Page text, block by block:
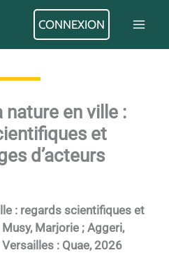
CONNEXION
nature en ville :
et
d’acteurs
: regards scientifiques et
Marjorie ; Aggeri,
: Quae, 2026